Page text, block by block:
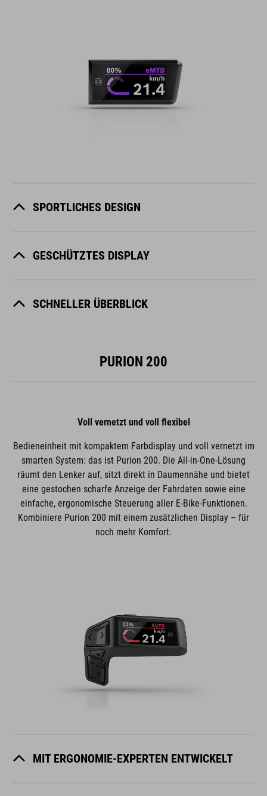
SPORTLICHES DESIGN
GESCHÜTZTES DISPLAY
SCHNELLER ÜBERBLICK
PURION 200
Voll vernetzt und voll flexibel
Bedieneinheit mit kompaktem Farbdisplay und voll vernetzt im
smarten System: das ist Purion 200. Die All-in-One-Lösung
räumt den Lenker auf, sitzt direkt in Daumennähe und bietet
eine gestochen scharfe Anzeige der Fahr­daten sowie eine
einfache, ergonomische Steuerung aller E-Bike-Funktionen.
Kombiniere Purion 200 mit einem zusätzlichen Display – für
noch mehr Komfort.
MIT ERGONOMIE-EXPERTEN ENTWICKELT